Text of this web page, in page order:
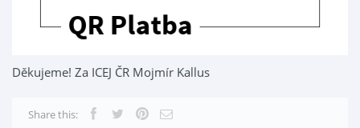
Děkujeme! Za ICEJ ČR Mojmír Kallus
Share this: